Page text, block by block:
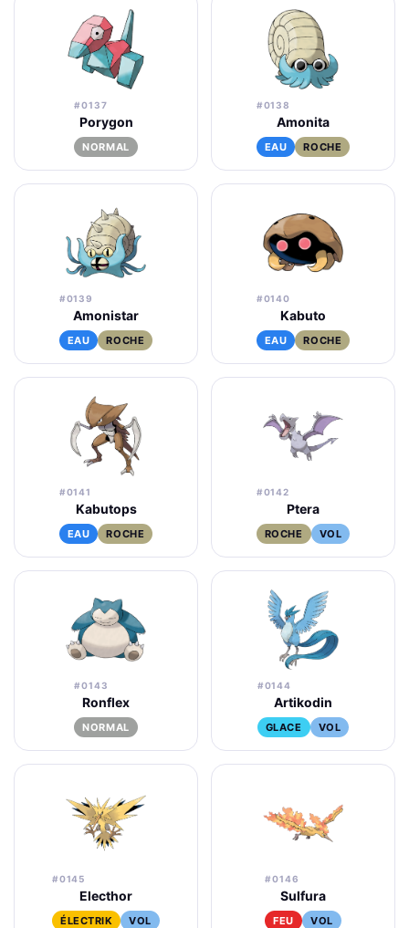
#0137
Porygon
NORMAL
#0138
Amonita
EAU ROCHE
#0139
Amonistar
EAU ROCHE
#0140
Kabuto
EAU ROCHE
#0141
Kabutops
EAU ROCHE
#0142
Ptera
ROCHE VOL
#0143
Ronflex
NORMAL
#0144
Artikodin
GLACE VOL
#0145
Electhor
ÉLECTRIK VOL
#0146
Sulfura
FEU VOL